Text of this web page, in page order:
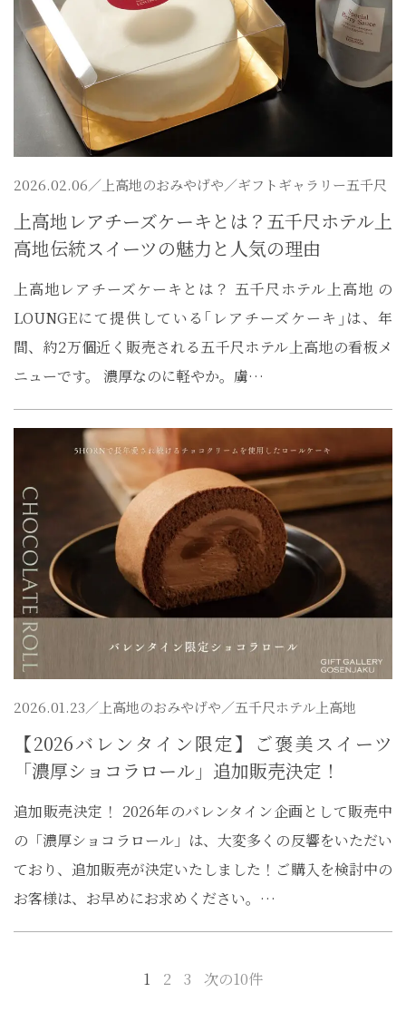
2026.02.06／ 上高地のおみやげや／ギフトギャラリー五千尺
上高地レアチーズケーキとは？五千尺ホテル上
高地伝統スイーツの魅力と人気の理由
上高地レアチーズケーキとは？ 五千尺ホテル上高地 の
LOUNGEにて提供している｢レアチーズケーキ｣は、年
間、約2万個近く販売される五千尺ホテル上高地の看板メ
ニューです。 濃厚なのに軽やか。虜…
2026.01.23／ 上高地のおみやげや／五千尺ホテル上高地
【2026バレンタイン限定】ご褒美スイーツ
「濃厚ショコラロール」追加販売決定！
追加販売決定！ 2026年のバレンタイン企画として販売中
の「濃厚ショコラロール」は、大変多くの反響をいただい
ており、追加販売が決定いたしました！ご購入を検討中の
お客様は、お早めにお求めください。…
1 2 3 次の10件